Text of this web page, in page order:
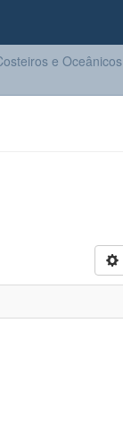
e Oceânicos